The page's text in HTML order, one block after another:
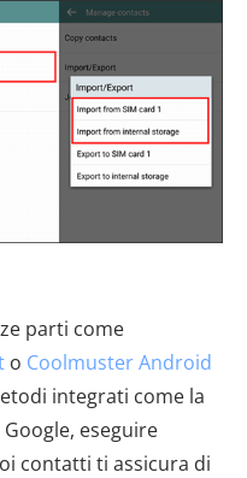
parti come
o Coolmuster Android
integrati come la
eseguire
contatti ti assicura di